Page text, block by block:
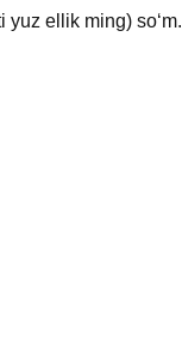
ellik ming) so‘m.